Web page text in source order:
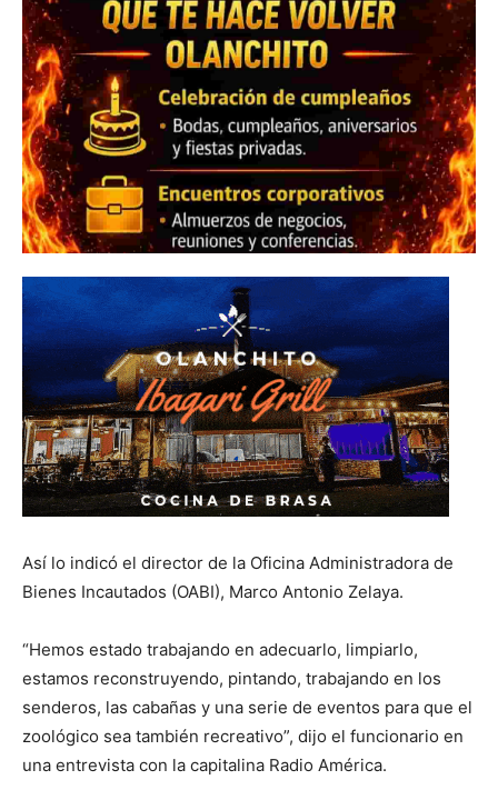
Así lo indicó el director de la Oficina Administradora de
Bienes Incautados (OABI), Marco Antonio Zelaya.
“Hemos estado trabajando en adecuarlo, limpiarlo,
estamos reconstruyendo, pintando, trabajando en los
senderos, las cabañas y una serie de eventos para que el
zoológico sea también recreativo”, dijo el funcionario en
una entrevista con la capitalina Radio América.